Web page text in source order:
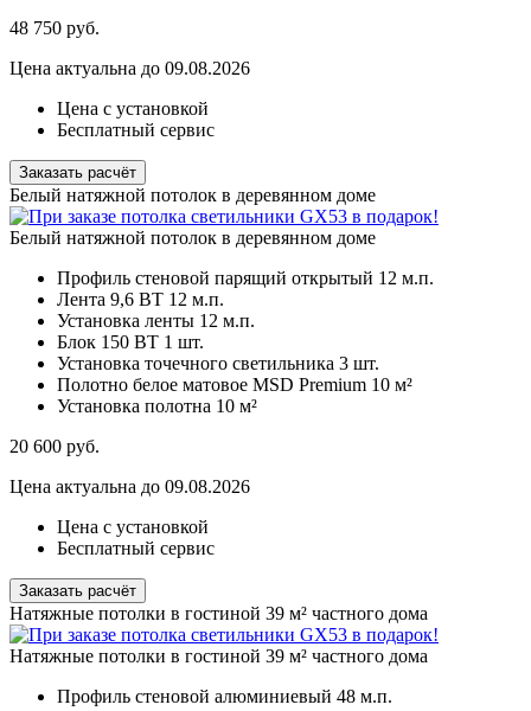
48 750 руб.
Цена актуальна до 09.08.2026
Цена с установкой
Бесплатный сервис
Заказать расчёт
Белый натяжной потолок в деревянном доме
Белый натяжной потолок в деревянном доме
Профиль стеновой парящий открытый 12 м.п.
Лента 9,6 ВТ 12 м.п.
Установка ленты 12 м.п.
Блок 150 ВТ 1 шт.
Установка точечного светильника 3 шт.
Полотно белое матовое MSD Premium 10 м²
Установка полотна 10 м²
20 600 руб.
Цена актуальна до 09.08.2026
Цена с установкой
Бесплатный сервис
Заказать расчёт
Натяжные потолки в гостиной 39 м² частного дома
Натяжные потолки в гостиной 39 м² частного дома
Профиль стеновой алюминиевый 48 м.п.